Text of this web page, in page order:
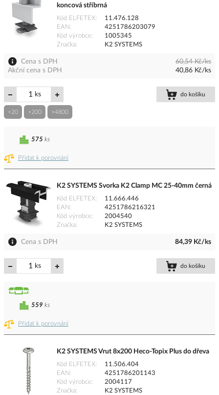
koncová stříbrná
Kód ELFETEX
11.476.128
EAN
4251786203079
Kód výrobce
1005345
Značka
K2 SYSTEMS
Cena s DPH
60,54 Kč/ks
Akční cena s DPH
40,86 Kč/ks
ks do košíku
+20 +200 +4800
Přidat k porovnání
575 ks
K2 SYSTEMS Svorka K2 Clamp MC 25-40mm černá
Kód ELFETEX
11.666.446
EAN
4251786216321
Kód výrobce
2004540
Značka
K2 SYSTEMS
Cena s DPH 84,39 Kč/ks
ks do košíku
Přidat k porovnání
559 ks
K2 SYSTEMS Vrut 8x200 Heco-Topix Plus do dřeva
Kód ELFETEX
11.506.404
EAN
4251786201143
Kód výrobce
2004117
Značka
K2 SYSTEMS